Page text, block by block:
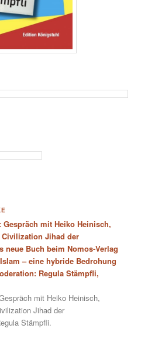
mit Heiko Heinisch,
Jihad der
neue Buch beim Nomos-Verlag
– eine hybride Bedrohung
Regula Stämpfli,
mit Heiko Heinisch,
Jihad der
Stämpfli.